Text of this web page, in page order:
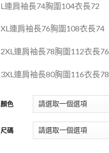
L連肩袖長74胸圍104衣長72
XL連肩袖長76胸圍108衣長74
2XL連肩袖長78胸圍112衣長76
3XL連肩袖長80胸圍116衣長78
顏色
尺碼